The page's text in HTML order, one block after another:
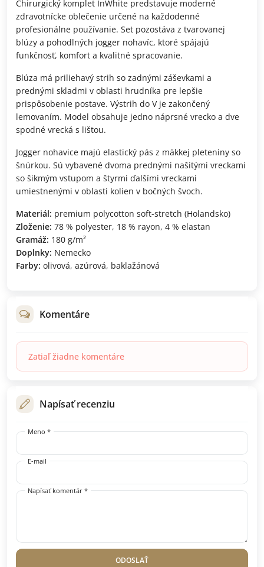
Chirurgický komplet InWhite predstavuje moderné
zdravotnícke oblečenie určené na každodenné
profesionálne používanie. Set pozostáva z tvarovanej
blúzy a pohodlných jogger nohavíc, ktoré spájajú
funkčnosť, komfort a kvalitné spracovanie.
Blúza má priliehavý strih so zadnými záševkami a
prednými skladmi v oblasti hrudníka pre lepšie
prispôsobenie postave. Výstrih do V je zakončený
lemovaním. Model obsahuje jedno náprsné vrecko a dve
spodné vrecká s lištou.
Jogger nohavice majú elastický pás z mäkkej pleteniny so
šnúrkou. Sú vybavené dvoma prednými našitými vreckami
so šikmým vstupom a štyrmi ďalšími vreckami
umiestnenými v oblasti kolien v bočných švoch.
Materiál: premium polycotton soft-stretch (Holandsko)
Zloženie: 78 % polyester, 18 % rayon, 4 % elastan
Gramáž: 180 g/m²
Doplnky: Nemecko
Farby: olivová, azúrová, baklažánová
Komentáre
Zatiaľ žiadne komentáre
Napísať recenziu
Meno *
E-mail
Napísať komentár *
ODOSLAŤ